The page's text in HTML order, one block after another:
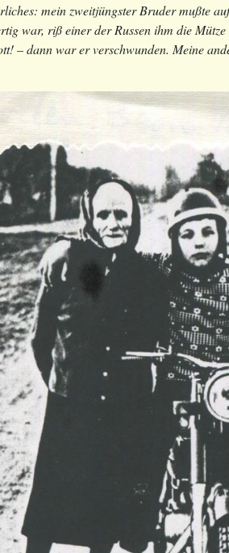
mein zweitjüngster Bruder mußte
war, riß einer der Russen ihm die
– dann war er verschwunden. Meine